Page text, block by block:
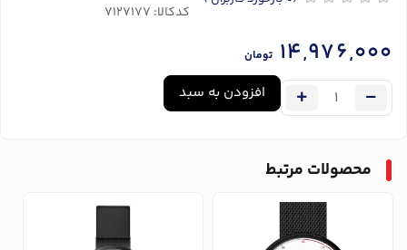
کدکالا:
14,976,000 تومان
افزودن به سبد
محصولات مرتبط